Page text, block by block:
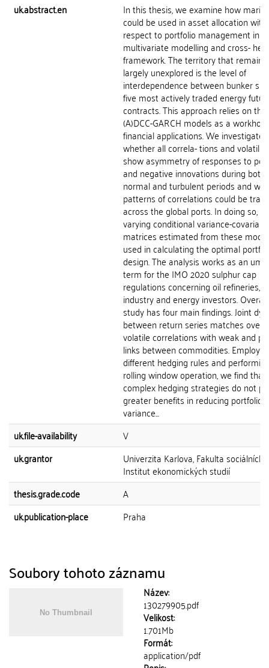
uk.abstract.en
In this thesis, we examine how
could be used in asset allocation with
respect to portfolio management in a
multivariate modelling and cross-
framework. The territory that remains
largely unexplored is the level of
interdependence between bunker
five most actively traded energy
contracts. This approach relies on the
(A)DCC-GARCH models as a
financial applications. We investigate
whether all correla- tions and
show asymmetry of responses to
and negative innovations during both
normal and turbulent periods and
patterns of correlations could be
across the global ports. In doing so,
varying conditional variance-
matrices estimated from these mod-
used in calculating the optimal
design. The analysis works as an
term for the IMO 2020 sulphur cap
regulations concerning oil refineries,
industry and energy investors.
study has four main findings. Joint
between return series matches overly
volatile correlations with weak and
links between commodities. Employ-
different hedging rules and
rolling window operation, we find that
complex hedging strategies do not
greater benefits in reducing portfolio
variance...
uk.file-availability
V
uk.grantor
Univerzita Karlova, Fakulta sociálních
Institut ekonomických studií
thesis.grade.code
A
uk.publication-place
Praha
Soubory tohoto záznamu
Název:
130279905.pdf
Velikost:
1.701Mb
Formát:
application/pdf